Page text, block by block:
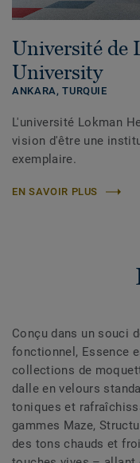
Université de
University
ANKARA,TURQUIE
L'université Lokman
vision d'être une
exemplaire.
EN SAVOIR PLUS
Conçu dans un souci
fonctionnel, Essence
collections de
dalle en velours
toniques et
gammes Maze,
des tons chauds et